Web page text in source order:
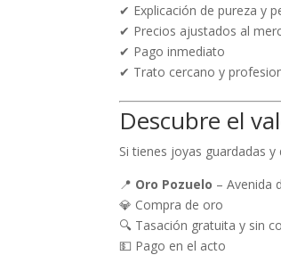
✔ Explicación de pureza y
✔ Precios ajustados al
✔ Pago inmediato
✔ Trato cercano y
Descubre el
Si tienes joyas guardadas
📍 Oro Pozuelo – Avenida
💎 Compra de oro
🔍 Tasación gratuita y sin
💵 Pago en el acto